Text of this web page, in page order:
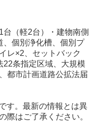
（軽2台）・建物南側
、個別浄化槽、個別プ
レ×2、セットバック
22条指定区域、大規模
都市計画道路公拡法届
す。最新の情報とは異
際はご了承ください。